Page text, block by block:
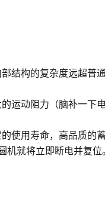
结构的复杂度远超普
运动阻力（脑补一下电
使用寿命，高品质的
就将立即断电并复位。